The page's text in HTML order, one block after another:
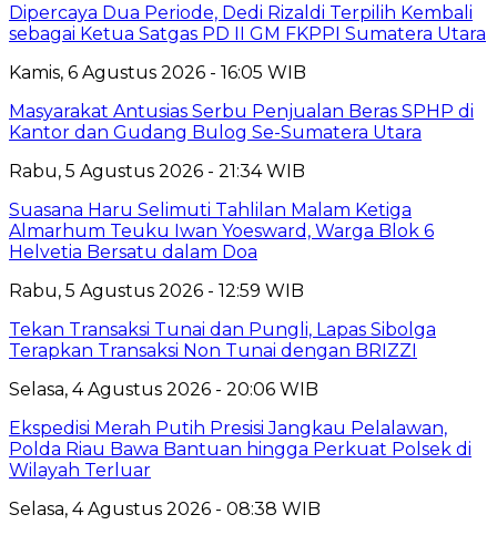
Dipercaya Dua Periode, Dedi Rizaldi Terpilih Kembali
sebagai Ketua Satgas PD II GM FKPPI Sumatera Utara
Kamis, 6 Agustus 2026 - 16:05 WIB
Masyarakat Antusias Serbu Penjualan Beras SPHP di
Kantor dan Gudang Bulog Se-Sumatera Utara
Rabu, 5 Agustus 2026 - 21:34 WIB
Suasana Haru Selimuti Tahlilan Malam Ketiga
Almarhum Teuku Iwan Yoesward, Warga Blok 6
Helvetia Bersatu dalam Doa
Rabu, 5 Agustus 2026 - 12:59 WIB
Tekan Transaksi Tunai dan Pungli, Lapas Sibolga
Terapkan Transaksi Non Tunai dengan BRIZZI
Selasa, 4 Agustus 2026 - 20:06 WIB
Ekspedisi Merah Putih Presisi Jangkau Pelalawan,
Polda Riau Bawa Bantuan hingga Perkuat Polsek di
Wilayah Terluar
Selasa, 4 Agustus 2026 - 08:38 WIB